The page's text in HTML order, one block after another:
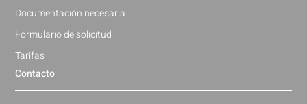
Contacto
Documentación necesaria
Formulario de solicitud
Tarifas